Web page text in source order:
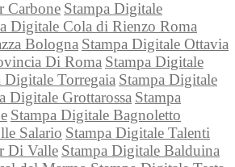
Carbone Stampa Digitale
Digitale Cola di Rienzo Roma
Bologna Stampa Digitale Ottavia
Di Roma Stampa Digitale
Digitale Torregaia Stampa Digitale
Digitale Grottarossa Stampa
Stampa Digitale Bagnoletto
Salario Stampa Digitale Talenti
Di Valle Stampa Digitale Balduina